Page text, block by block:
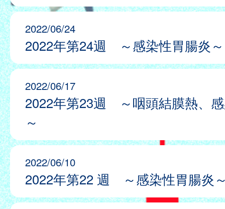
2022/06/24
2022年第24週 ～感染性胃腸炎～
2022/06/17
2022年第23週 ～咽頭結膜熱、
～
2022/06/10
2022年第22 週 ～感染性胃腸炎